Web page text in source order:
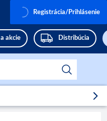
akcie Distribúcia
Registrácia/Prihlásenie